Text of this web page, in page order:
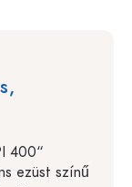
400“
ezüst színű